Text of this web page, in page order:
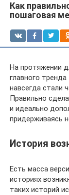
Как
пошаговая
На протяжении
главного
навсегда стали
Правильно
и идеально
придерживаясь
История
Есть масса
историях
таких историй